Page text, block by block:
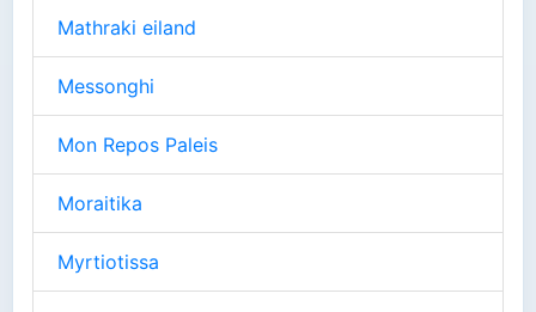
Mathraki eiland
Messonghi
Mon Repos Paleis
Moraitika
Myrtiotissa